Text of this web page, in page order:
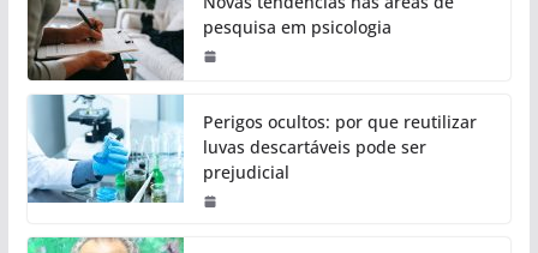
pesquisa em psicologia
Perigos ocultos: por que reutilizar
luvas descartáveis pode ser
prejudicial